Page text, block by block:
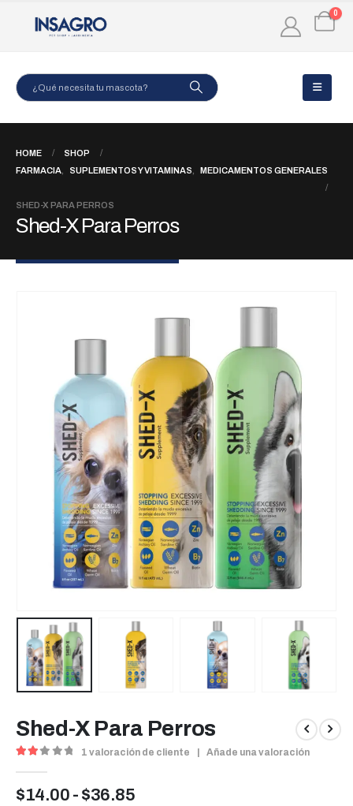
0
HOME
SHOP
FARMACIA
SUPLEMENTOS Y VITAMINAS MEDICAMENTOS GENERALES
SHED-X PARA PERROS
Shed-X Para Perros
Shed-X Para Perros
1 valoración de cliente Añade una valoración
$14.00 - $36.85Rango